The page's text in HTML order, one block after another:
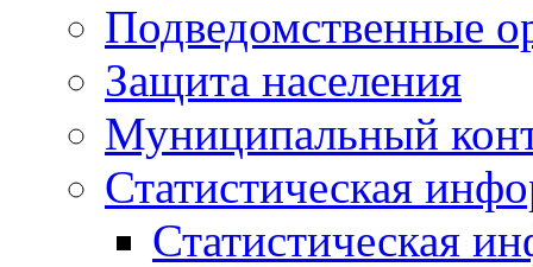
Подведомственные
Защита населения
Муниципальный
Статистическая
Статистическая